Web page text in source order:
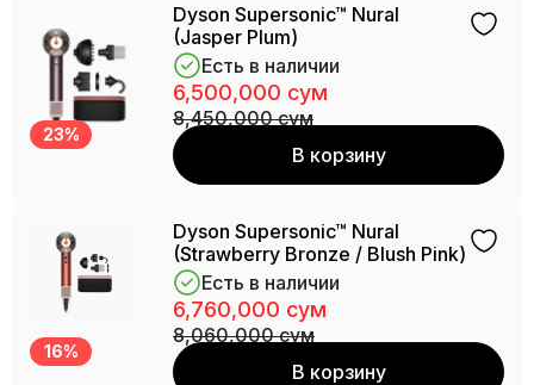
23%
Dyson Supersonic™ Nural
(Jasper Plum)
Есть в наличии
6,500,000 сум
8,450,000 сум
В корзину
16%
Dyson Supersonic™ Nural
(Strawberry Bronze / Blush Pink)
Есть в наличии
6,760,000 сум
8,060,000 сум
В корзину